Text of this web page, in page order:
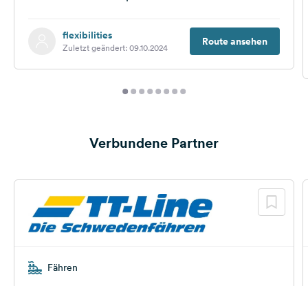
flexibilities
Zuletzt geändert: 09.10.2024 Route ansehen
Verbundene Partner
Fähren